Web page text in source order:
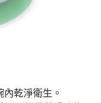
乾淨衛生。